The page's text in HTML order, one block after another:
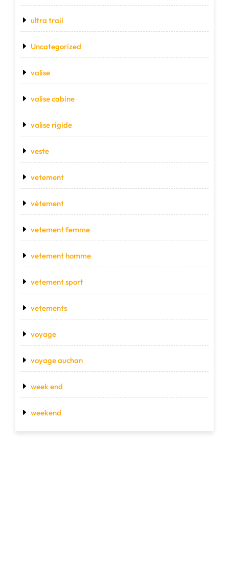
ultra trail
Uncategorized
valise
valise cabine
valise rigide
veste
vetement
vétement
vetement femme
vetement homme
vetement sport
vetements
voyage
voyage auchan
week end
weekend